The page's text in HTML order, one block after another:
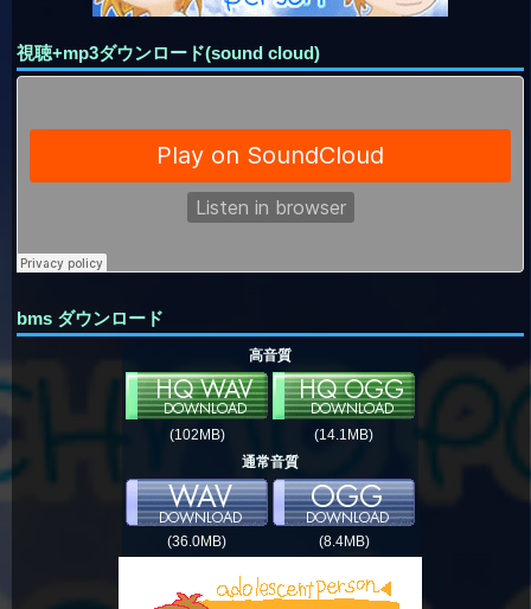
視聴+mp3ダウンロード(sound cloud)
bms ダウンロード
高音質
(102MB)
(14.1MB)
通常音質
(36.0MB) (8.4MB)